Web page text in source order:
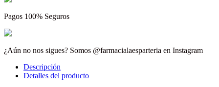
Pagos 100% Seguros
¿Aún no nos sigues? Somos @farmacialaesparteria en Instagram
Descripción
Detalles del producto